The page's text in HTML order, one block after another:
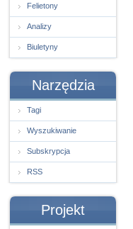
Felietony
Analizy
Biuletyny
Narzędzia
Tagi
Wyszukiwanie
Subskrypcja
RSS
Projekt